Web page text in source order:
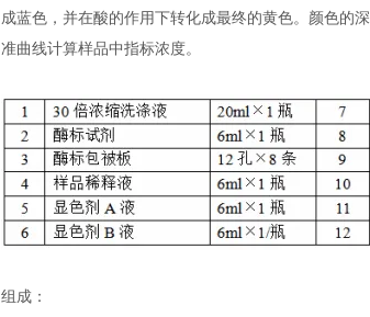
成蓝色，并在酸的作用下转化成最终的黄色。颜色的
准曲线计算样品中指标浓度。
组成：